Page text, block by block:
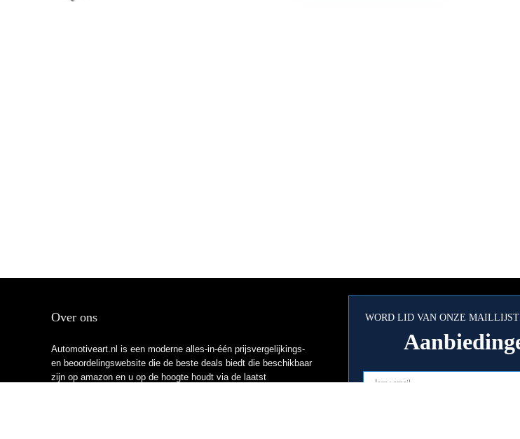
Over ons
Automotiveart.nl is een moderne alles-in-één prijsvergelijkings-
en beoordelingswebsite die de beste deals biedt die beschikbaar
zijn op amazon en u op de hoogte houdt via de laatst
WORD LID VAN ONZE